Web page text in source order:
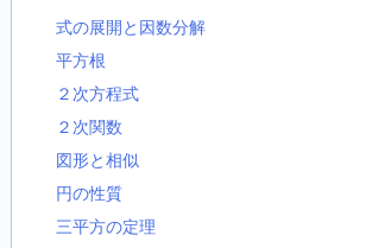
式の展開と因数分解
平方根
２次方程式
２次関数
図形と相似
円の性質
三平方の定理